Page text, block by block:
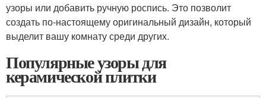
узоры или добавить ручную роспись. Это позволит
создать по-настоящему оригинальный дизайн, который
выделит вашу комнату среди других.
Популярные узоры для
керамической плитки